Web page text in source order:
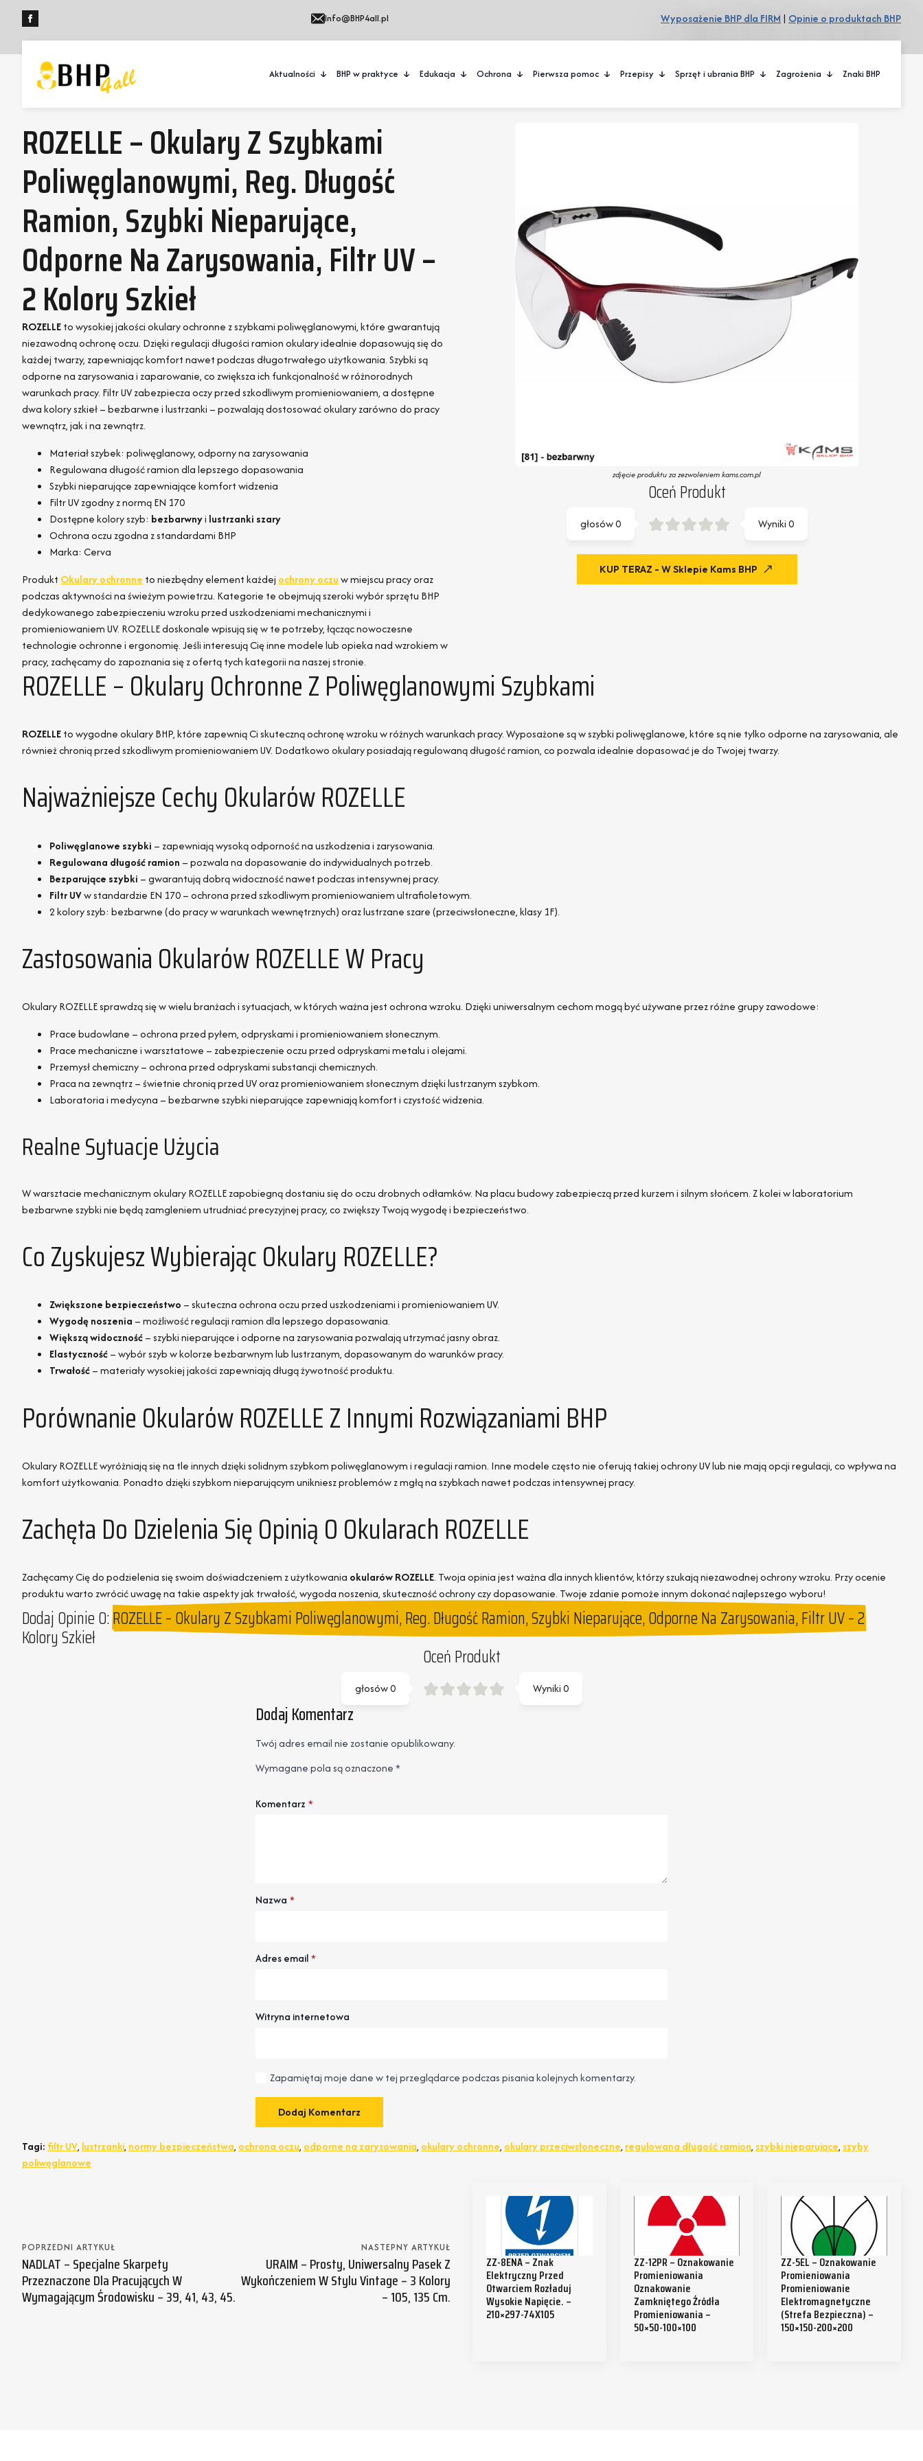
Info@BHP4all.pl Wyposażenie BHP dla FIRM | Opinie o produktach BHP
Aktualności BHP w praktyce Edukacja Ochrona Pierwsza pomoc Przepisy Sprzęt i ubrania BHP Zagrożenia Znaki BHP
ROZELLE – Okulary Z Szybkami
Poliwęglanowymi, Reg. Długość
Ramion, Szybki Nieparujące,
Odporne Na Zarysowania, Filtr UV –
2 Kolory Szkieł
ROZELLEto wysokiej jakości okulary ochronne z szybkami poliwęglanowymi, które gwarantują
niezawodną ochronę oczu. Dzięki regulacji długości ramion okulary idealnie dopasowują się do
każdej twarzy, zapewniając komfort nawet podczas długotrwałego użytkowania. Szybki są
odporne na zarysowania i zaparowanie, co zwiększa ich funkcjonalność w różnorodnych
warunkach pracy. Filtr UV zabezpiecza oczy przed szkodliwym promieniowaniem, a dostępne
dwa kolory szkieł – bezbarwne i lustrzanki – pozwalają dostosować okulary zarówno do pracy
wewnątrz, jak i na zewnątrz.
Materiał szybek: poliwęglanowy, odporny na zarysowania
Regulowana długość ramion dla lepszego dopasowania
Szybki nieparujące zapewniające komfort widzenia
Filtr UV zgodny z normą EN 170
Dostępne kolory szyb: bezbarwnyi lustrzanki szary
Ochrona oczu zgodna z standardami BHP
Marka: Cerva
Produkt Okulary ochronne to niezbędny element każdej ochrony oczuw miejscu pracy oraz
podczas aktywności na świeżym powietrzu. Kategorie te obejmują szeroki wybór sprzętu BHP
dedykowanego zabezpieczeniu wzroku przed uszkodzeniami mechanicznymi i
promieniowaniem UV. ROZELLE doskonale wpisują się w te potrzeby, łącząc nowoczesne
technologie ochronne i ergonomię. Jeśli interesują Cię inne modele lub opieka nad wzrokiem w
pracy, zachęcamy do zapoznania się z ofertą tych kategorii na naszej stronie.
zdjęcie produktu za zezwoleniem kams.com.pl
Oceń Produkt
Wyniki0
głosów0
KUP TERAZ - W Sklepie Kams BHP
ROZELLE – Okulary Ochronne Z Poliwęglanowymi Szybkami
ROZELLEto wygodne okulary BHP, które zapewnią Ci skuteczną ochronę wzroku w różnych warunkach pracy. Wyposażone są w szybki poliwęglanowe, które są nie tylko odporne na zarysowania, ale
również chronią przed szkodliwym promieniowaniem UV. Dodatkowo okulary posiadają regulowaną długość ramion, co pozwala idealnie dopasować je do Twojej twarzy.
Najważniejsze Cechy Okularów ROZELLE
Poliwęglanowe szybki – zapewniają wysoką odporność na uszkodzenia i zarysowania.
Regulowana długość ramion – pozwala na dopasowanie do indywidualnych potrzeb.
Bezparujące szybki – gwarantują dobrą widoczność nawet podczas intensywnej pracy.
Filtr UVw standardzie EN 170 – ochrona przed szkodliwym promieniowaniem ultrafioletowym.
2 kolory szyb: bezbarwne (do pracy w warunkach wewnętrznych) oraz lustrzane szare (przeciwsłoneczne, klasy 1F).
Zastosowania Okularów ROZELLE W Pracy
Okulary ROZELLE sprawdzą się w wielu branżach i sytuacjach, w których ważna jest ochrona wzroku. Dzięki uniwersalnym cechom mogą być używane przez różne grupy zawodowe:
Prace budowlane – ochrona przed pyłem, odpryskami i promieniowaniem słonecznym.
Prace mechaniczne i warsztatowe – zabezpieczenie oczu przed odpryskami metalu i olejami.
Przemysł chemiczny – ochrona przed odpryskami substancji chemicznych.
Praca na zewnątrz – świetnie chronią przed UV oraz promieniowaniem słonecznym dzięki lustrzanym szybkom.
Laboratoria i medycyna – bezbarwne szybki nieparujące zapewniają komfort i czystość widzenia.
Realne Sytuacje Użycia
W warsztacie mechanicznym okulary ROZELLE zapobiegną dostaniu się do oczu drobnych odłamków. Na placu budowy zabezpieczą przed kurzem i silnym słońcem. Z kolei w laboratorium
bezbarwne szybki nie będą zamgleniem utrudniać precyzyjnej pracy, co zwiększy Twoją wygodę i bezpieczeństwo.
Co Zyskujesz Wybierając Okulary ROZELLE?
Zwiększone bezpieczeństwo – skuteczna ochrona oczu przed uszkodzeniami i promieniowaniem UV.
Wygodę noszenia – możliwość regulacji ramion dla lepszego dopasowania.
Większą widoczność– szybki nieparujące i odporne na zarysowania pozwalają utrzymać jasny obraz.
Elastyczność– wybór szyb w kolorze bezbarwnym lub lustrzanym, dopasowanym do warunków pracy.
Trwałość– materiały wysokiej jakości zapewniają długą żywotność produktu.
Porównanie Okularów ROZELLE Z Innymi Rozwiązaniami BHP
Okulary ROZELLE wyróżniają się na tle innych dzięki solidnym szybkom poliwęglanowym i regulacji ramion. Inne modele często nie oferują takiej ochrony UV lub nie mają opcji regulacji, co wpływa na
komfort użytkowania. Ponadto dzięki szybkom nieparującym unikniesz problemów z mgłą na szybkach nawet podczas intensywnej pracy.
Zachęta Do Dzielenia Się Opinią O Okularach ROZELLE
Zachęcamy Cię do podzielenia się swoim doświadczeniem z użytkowania okularów ROZELLE. Twoja opinia jest ważna dla innych klientów, którzy szukają niezawodnej ochrony wzroku. Przy ocenie
produktu warto zwrócić uwagę na takie aspekty jak trwałość, wygoda noszenia, skuteczność ochrony czy dopasowanie. Twoje zdanie pomoże innym dokonać najlepszego wyboru!
Dodaj Opinie O:ROZELLE – Okulary Z Szybkami Poliwęglanowymi, Reg. Długość Ramion, Szybki Nieparujące, Odporne Na Zarysowania, Filtr UV – 2
Kolory Szkieł
Oceń Produkt
Wyniki0
głosów0
Dodaj Komentarz
Twój adres email nie zostanie opublikowany.
Wymagane pola są oznaczone*
Komentarz *
Nazwa *
Adres email*
Witryna internetowa
Zapamiętaj moje dane w tej przeglądarce podczas pisania kolejnych komentarzy.
Tagi:filtr UV, lustrzanki, normy bezpieczeństwa, ochrona oczu, odporne na zarysowania, okulary ochronne, okulary przeciwsłoneczne, regulowana długość ramion, szybki nieparujące, szyby
poliwęglanowe
POPRZEDNI ARTYKUŁ
NADLAT – Specjalne Skarpety
Przeznaczone Dla Pracujących W
Wymagającym Środowisku – 39, 41, 43, 45.
NASTEPNY ARTYKUŁ
URAIM – Prosty, Uniwersalny Pasek Z
Wykończeniem W Stylu Vintage – 3 Kolory
– 105, 135 Cm.
ZZ-8ENA – Znak
Elektryczny Przed
Otwarciem Rozładuj
Wysokie Napięcie. –
210×297-74X105
ZZ-12PR – Oznakowanie
Promieniowania
Oznakowanie
Zamkniętego Źródła
Promieniowania –
50×50-100×100
ZZ-5EL – Oznakowanie
Promieniowania
Promieniowanie
Elektromagnetyczne
(strefa Bezpieczna) –
150×150-200×200